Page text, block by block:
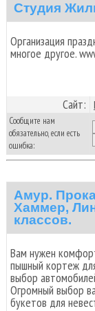
Студия
Организация
многое другое.
Сайт:
Сообщите нам
обязательно, если есть
ошибка:
Амур.
Хаммер,
классов.
Вам нужен
пышный кортеж
выбор
Огромный выбор
букетов для